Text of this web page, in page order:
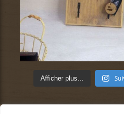
Afficher plus...